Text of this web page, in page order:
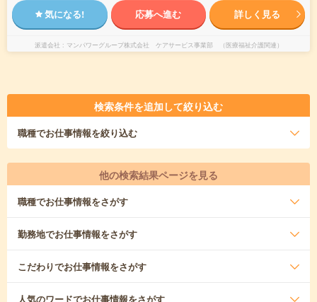
気になる! 応募へ進む 詳しく見る
派遣会社 マンパワーグループ株式会社 ケアサービス事業部 （医療福祉介護関連）
検索条件を追加して絞り込む
職種でお仕事情報を絞り込む
他の検索結果ページを見る
職種でお仕事情報をさがす
勤務地でお仕事情報をさがす
こだわりでお仕事情報をさがす
人気のワードでお仕事情報をさがす